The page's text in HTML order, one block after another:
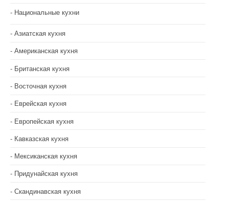
Национальные кухни
Азиатская кухня
Американская кухня
Британская кухня
Восточная кухня
Еврейская кухня
Европейская кухня
Кавказская кухня
Мексиканская кухня
Придунайская кухня
Скандинавская кухня